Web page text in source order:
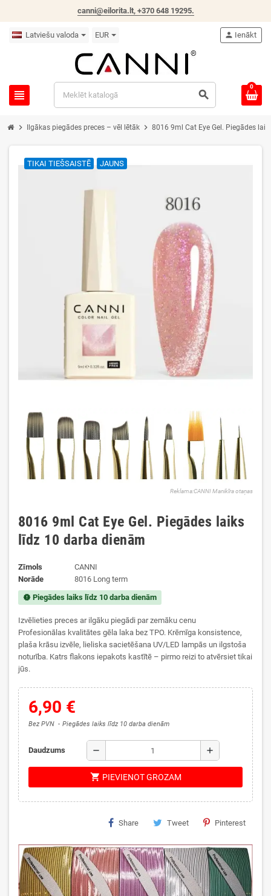
canni@eilorita.lt, +370 648 19295.
Latviešu valoda EUR
view_headline search
person Ienākt
0
chevron_right Ilgākas piegādes preces – vēl lētāk chevron_right 8016 9ml Cat Eye Gel. Piegādes
Reklama:CANNI Manikīra otaņas
TIKAI TIEŠSAISTĒ JAUNS
8016 9ml Cat Eye Gel. Piegādes laiks
līdz 10 darba dienām
Zīmols
CANNI
Norāde
8016 Long term
new_releases Piegādes laiks līdz 10 darba dienām
Izvēlieties preces ar ilgāku piegādi par zemāku cenu
Profesionālas kvalitātes gēla laka bez TPO. Krēmīga konsistence,
plaša krāsu izvēle, lieliska sacietēšana UV/LED lampās un ilgstoša
noturība. Katrs flakons iepakots kastītē – pirmo reizi to atvērsiet tikai
jūs.
6,90 €
Bez PVN Piegādes laiks līdz 10 darba dienām
Daudzums remove add
shopping_cart PIEVIENOT GROZAM
Share Tweet Pinterest